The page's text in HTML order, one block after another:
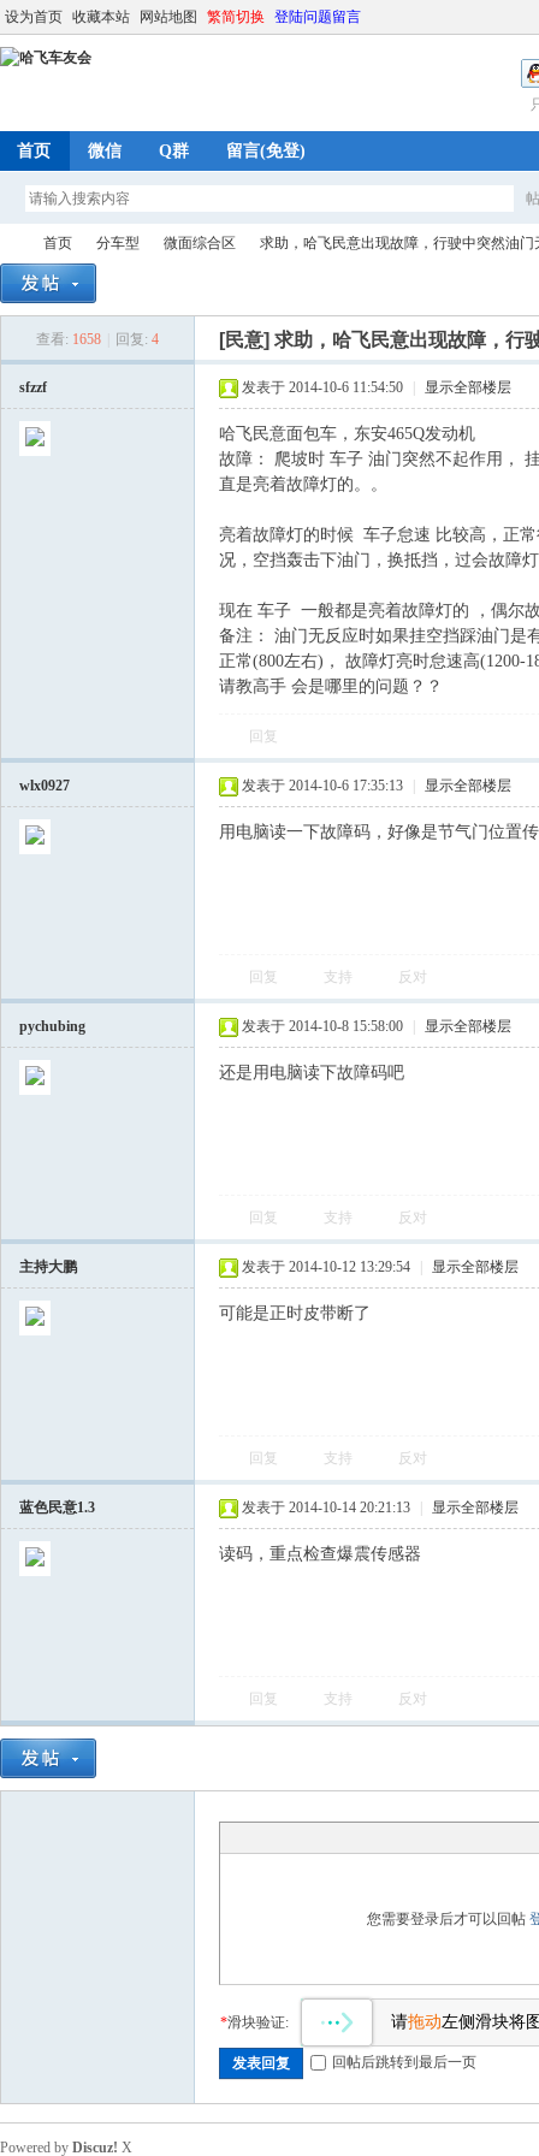
设为首页 收藏本站 网站地图 繁简切换 登陆问题留言
首页 微信 Q群 留言(免登)
首页
›
分车型
›
微面综合区
›
求助，哈飞民意出现故障，行驶中突然油门
查看: 1658 回复: 4 [民意] 求助，哈飞民意出现故障，行
sfzzf 发表于 2014-10-6 11:54:50 显示全部楼层
哈飞民意面包车，东安465Q发动机
故障： 爬坡时 车子 油门突然不起作用，
直是亮着故障灯的。。
亮着故障灯的时候 车子怠速 比较高，正
况，空挡轰击下油门，换抵挡，过会故障
现在 车子 一般都是亮着故障灯的 ，偶尔
备注： 油门无反应时如果挂空挡踩油门是
正常(800左右)， 故障灯亮时怠速高(1200-
请教高手 会是哪里的问题？？
回复
wlx0927 发表于 2014-10-6 17:35:13 显示全部楼层
用电脑读一下故障码，好像是节气门位置
回复 支持 反对
pychubing 发表于 2014-10-8 15:58:00 显示全部楼层
还是用电脑读下故障码吧
回复 支持 反对
主持大鹏 发表于 2014-10-12 13:29:54 显示全部楼层
可能是正时皮带断了
回复 支持 反对
蓝色民意1.3 发表于 2014-10-14 20:21:13 显示全部楼层
读码，重点检查爆震传感器
回复 支持 反对
您需要登录后才可以回帖
*滑块验证: 请拖动左侧滑块将
发表回复 回帖后跳转到最后一页
Powered by Discuz! X